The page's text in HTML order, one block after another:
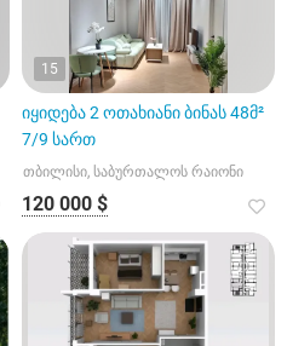
15
იყიდება 2 ოთახიანი ბინას 48მ²
7/9 სართ
თბილისი, საბურთალოს რაიონი
120 000 $